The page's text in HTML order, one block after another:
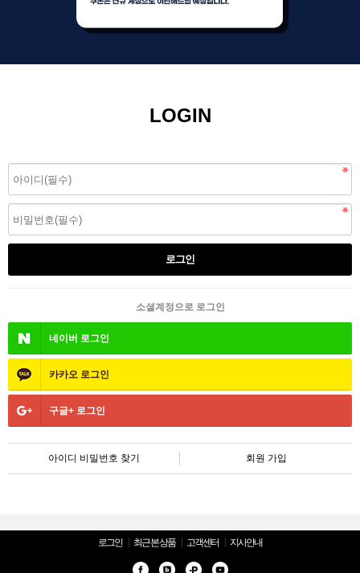
LOGIN
소셜계정으로 로그인
네이버 로그인
카카오 로그인
구글+ 로그인
아이디 비밀번호 찾기 회원 가입
로그인 최근 본 상품 고객센터 지사안내